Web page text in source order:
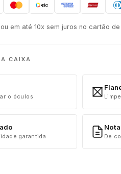
ou em até 10x sem juros no cartão
CAIXA
o óculos
garantida De